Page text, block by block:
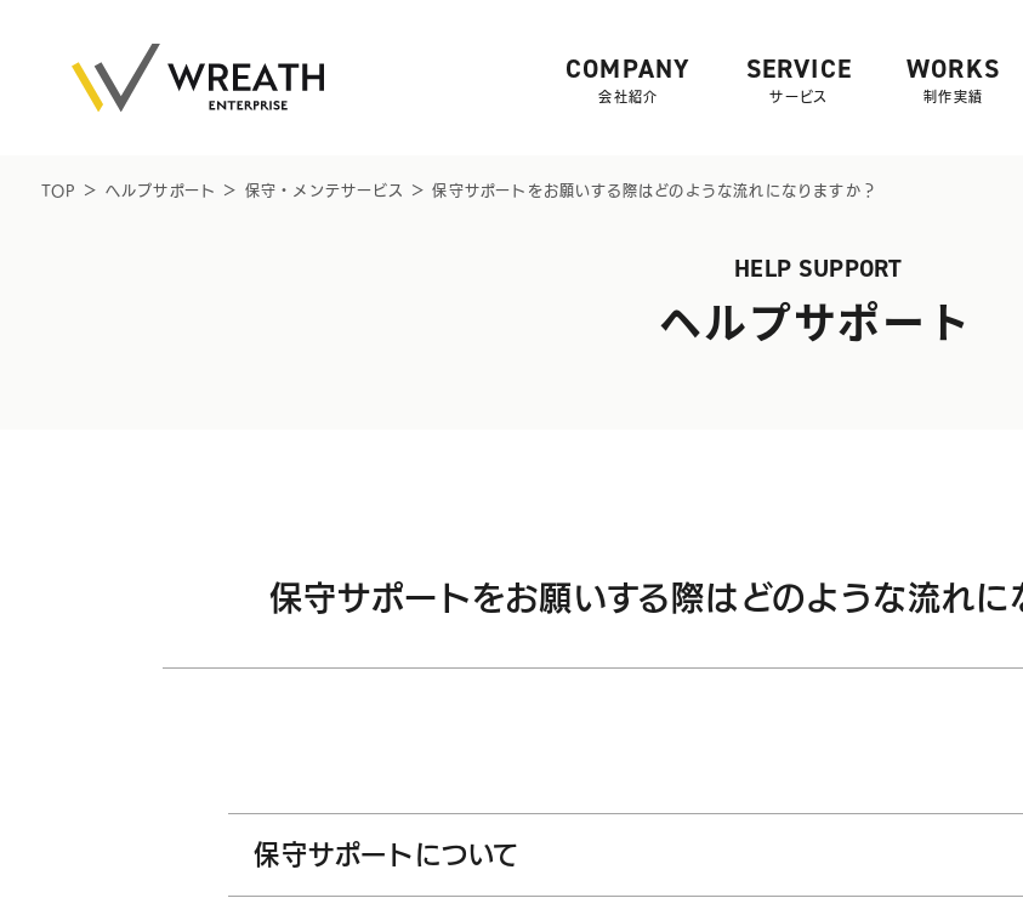
COMPANY
会社紹介
SERVICE
サービス
WORKS
制作実績
TOP ＞ ヘルプサポート ＞ 保守・メンテサービス ＞保守サポートをお願いする際はどのような流れになりますか？
HELP SUPPORT
ヘルプサポート
保守サポートをお願いする際はどのような流れに
保守サポートについて